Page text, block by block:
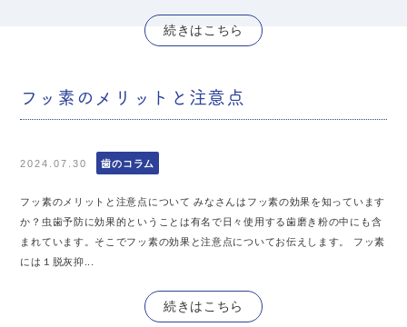
続きはこちら
フッ素のメリットと注意点
2024.07.30 歯のコラム
フッ素のメリットと注意点について みなさんはフッ素の効果を知っています
か？虫歯予防に効果的ということは有名で日々使用する歯磨き粉の中にも含
まれています。そこでフッ素の効果と注意点についてお伝えします。 フッ素
には１脱灰抑...
続きはこちら